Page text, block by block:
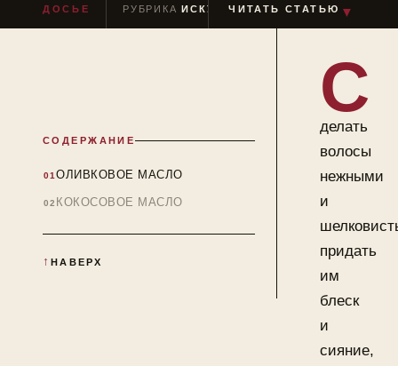
ДОСЬЕ РУБРИКАИСКУССТВО И ДИЗАЙН
ЧИТАТЬ СТАТЬЮ ▼
СОДЕРЖАНИЕ
ОЛИВКОВОЕ МАСЛО
КОКОСОВОЕ МАСЛО
НАВЕРХ
С
делать
волосы
нежными
и
придать
им
блеск
и
сияние,